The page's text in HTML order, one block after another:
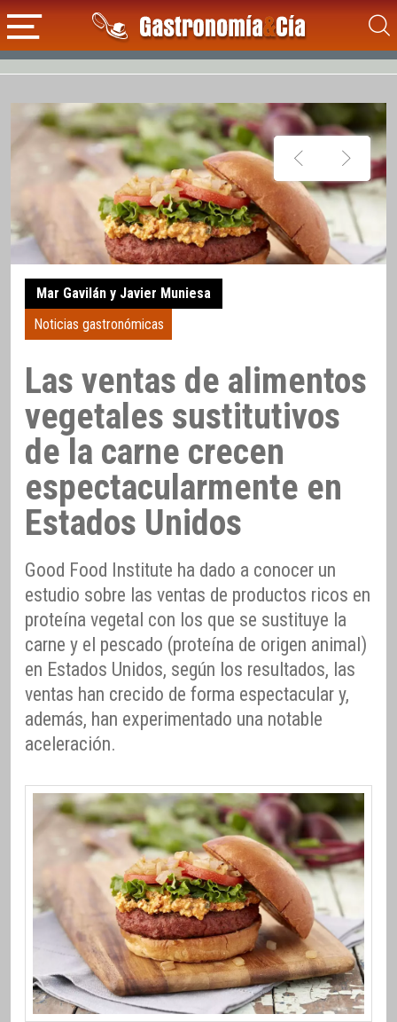
Mar Gavilán y Javier Muniesa
Noticias gastronómicas
Las ventas de alimentos
vegetales sustitutivos
de la carne crecen
espectacularmente en
Estados Unidos
Good Food Institute ha dado a conocer un
estudio sobre las ventas de productos ricos en
proteína vegetal con los que se sustituye la
carne y el pescado (proteína de origen animal)
en Estados Unidos, según los resultados, las
ventas han crecido de forma espectacular y,
además, han experimentado una notable
aceleración.